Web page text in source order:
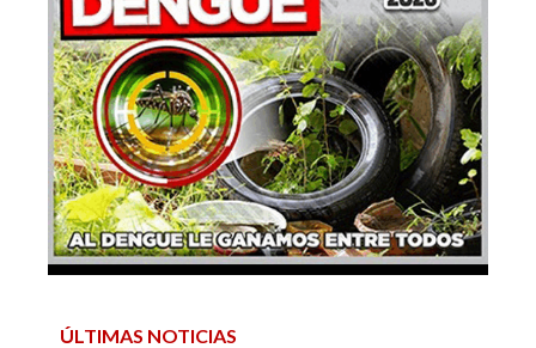
ÚLTIMAS NOTICIAS